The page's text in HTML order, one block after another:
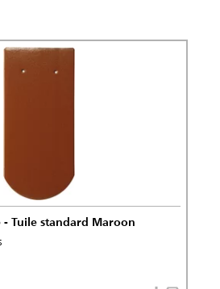
- Tuile standard Maroon